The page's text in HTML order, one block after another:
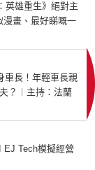
英雄重生》絕對主
漫畫、最好睇嘅一
車長！年輕車長親
？︱主持：法蘭
EJ Tech模擬經營